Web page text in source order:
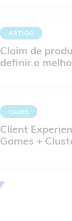
ARTIGO
Claim de
definir o
CASES
Client
Games +